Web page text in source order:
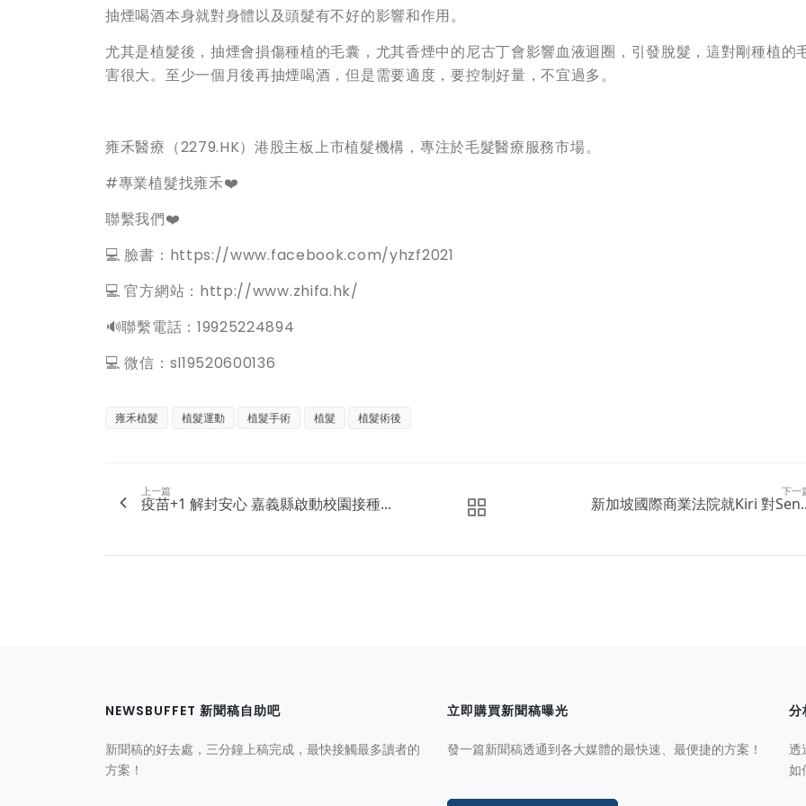
抽煙喝酒本身就對身體以及頭髮有不好的影響和作用。
尤其是植髮後，抽煙會損傷種植的毛囊，尤其香煙中的尼古丁會影響血液迴圈，引發脫髮，這對剛種植的
害很大。至少一個月後再抽煙喝酒，但是需要適度，要控制好量，不宜過多。
雍禾醫療（2279.HK）港股主板上市植髮機構，專注於毛髮醫療服務市場。
#專業植髮找雍禾❤️
聯繫我們❤️
💻 臉書：https://www.facebook.com/yhzf2021
💻 官方網站：http://www.zhifa.hk/
️🔊聯繫電話：19925224894
💻 微信：sl19520600136
雍禾植髮 植髮運動 植髮手術 植髮 植髮術後
上一篇
疫苗+1 解封安心 嘉義縣啟動校園接種...
下一
新加坡國際商業法院就Kiri 對
NEWSBUFFET 新聞稿自助吧
新聞稿的好去處，三分鐘上稿完成，最快接觸最多讀者的
方案！
立即購買新聞稿曝光
發一篇新聞稿透通到各大媒體的最快速、最便捷的方案！
分
透
如